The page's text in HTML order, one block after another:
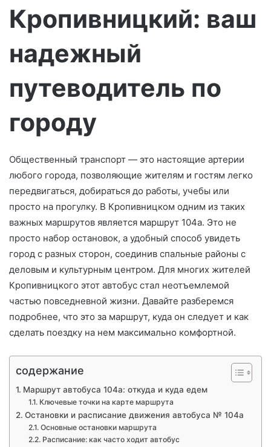
Кропивницкий: ваш
надежный
путеводитель по
городу
Общественный транспорт — это настоящие артерии
любого города, позволяющие жителям и гостям легко
передвигаться, добираться до работы, учебы или
просто на прогулку. В Кропивницком одним из таких
важных маршрутов является маршрут 104а. Это не
просто набор остановок, а удобный способ увидеть
город с разных сторон, соединив спальные районы с
деловым и культурным центром. Для многих жителей
Кропивницкого этот автобус стал неотъемлемой
частью повседневной жизни. Давайте разберемся
подробнее, что это за маршрут, куда он следует и как
сделать поездку на нем максимально комфортной.
содержание
Маршрут автобуса 104а: откуда и куда едем
Ключевые точки на карте маршрута
Остановки и расписание движения автобуса № 104а
Основные остановки маршрута
Расписание: как часто ходит автобус